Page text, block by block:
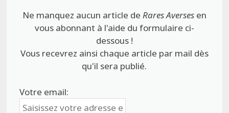
Ne manquez aucun article de Rares Aversesen
vous abonnant à l'aide du formulaire ci-
dessous !
Vous recevrez ainsi chaque article par mail dès
qu'il sera publié.
Votre email: